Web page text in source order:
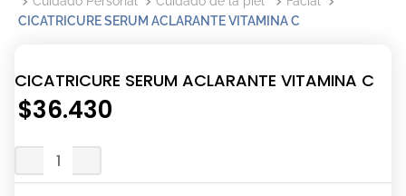
CICATRICURE SERUM ACLARANTE VITAMINA C
CICATRICURE SERUM ACLARANTE VITAMINA C
$36.430